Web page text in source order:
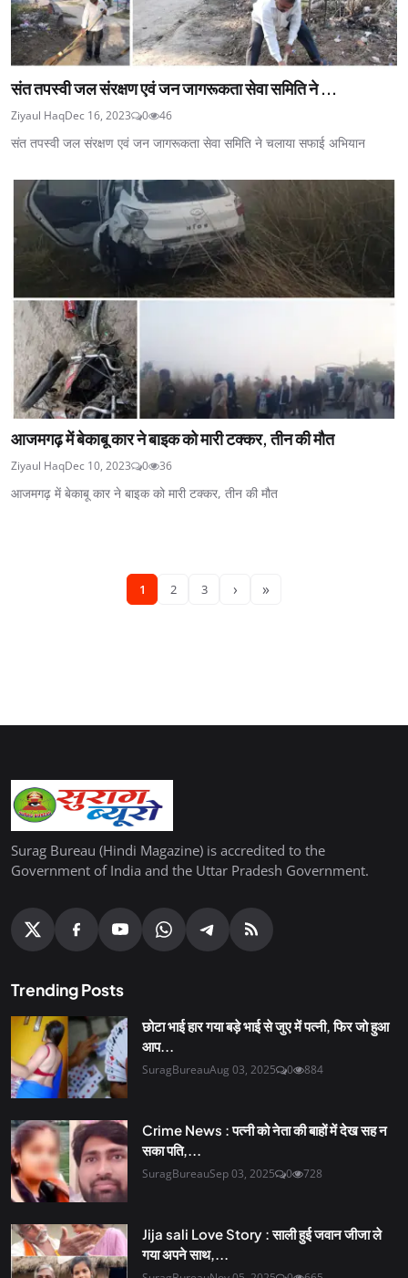
संत तपस्वी जल संरक्षण एवं जन जागरूकता सेवा समिति ने ...
Ziyaul HaqDec 16, 2023 0 46
संत तपस्वी जल संरक्षण एवं जन जागरूकता सेवा समिति ने चलाया सफाई अभियान
आजमगढ़ में बेकाबू कार ने बाइक को मारी टक्कर, तीन की मौत
Ziyaul HaqDec 10, 2023 0 36
आजमगढ़ में बेकाबू कार ने बाइक को मारी टक्कर, तीन की मौत
1 2 3 › »
Surag Bureau (Hindi Magazine) is accredited to the
Government of India and the Uttar Pradesh Government.
Trending Posts
छोटा भाई हार गया बड़े भाई से जुए में पत्नी, फिर जो हुआ
आप...
SuragBureauAug 03, 2025 0 884
Crime News : पत्नी को नेता की बाहों में देख सह न
सका पति,...
SuragBureauSep 03, 2025 0 728
Jija sali Love Story : साली हुई जवान जीजा ले
गया अपने साथ,...